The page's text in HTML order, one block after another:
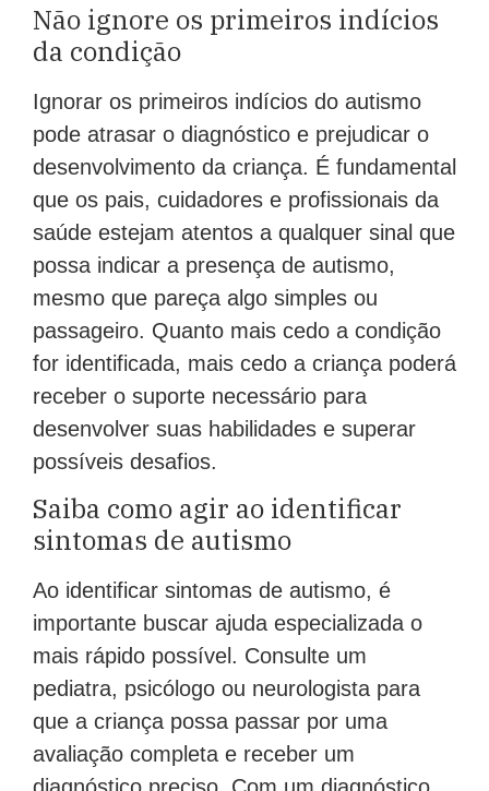
Não ignore os primeiros indícios
da condição
Ignorar os primeiros indícios do autismo
pode atrasar o diagnóstico e prejudicar o
desenvolvimento da criança. É fundamental
que os pais, cuidadores e profissionais da
saúde estejam atentos a qualquer sinal que
possa indicar a presença de autismo,
mesmo que pareça algo simples ou
passageiro. Quanto mais cedo a condição
for identificada, mais cedo a criança poderá
receber o suporte necessário para
desenvolver suas habilidades e superar
possíveis desafios.
Saiba como agir ao identificar
sintomas de autismo
Ao identificar sintomas de autismo, é
importante buscar ajuda especializada o
mais rápido possível. Consulte um
pediatra, psicólogo ou neurologista para
que a criança possa passar por uma
avaliação completa e receber um